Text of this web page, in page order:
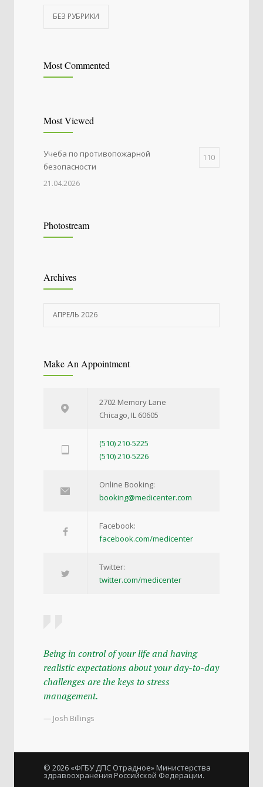
БЕЗ РУБРИКИ
Most Commented
Most Viewed
Учеба по противопожарной
безопасности
110
21.04.2026
Photostream
Archives
АПРЕЛЬ 2026
Make An Appointment
2702 Memory Lane
Chicago, IL 60605
(510) 210-5225
(510) 210-5226
Online Booking:
booking@medicenter.com
Facebook:
facebook.com/medicenter
Twitter:
twitter.com/medicenter
Being in control of your life and having
realistic expectations about your day-to-day
challenges are the keys to stress
management.
— Josh Billings
© 2026 «ФГБУ ДПС Отрадное» Министерства
здравоохранения Российской Федерации.